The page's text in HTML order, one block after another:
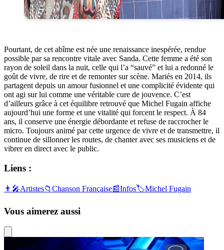
Pourtant, de cet abîme est née une renaissance inespérée, rendue
possible par sa rencontre vitale avec Sanda. Cette femme a été son
rayon de soleil dans la nuit, celle qui l’a “sauvé” et lui a redonné le
goût de vivre, de rire et de remonter sur scène. Mariés en 2014, ils
partagent depuis un amour fusionnel et une complicité évidente qui
ont agi sur lui comme une véritable cure de jouvence. C’est
d’ailleurs grâce à cet équilibre retrouvé que Michel Fugain affiche
aujourd’hui une forme et une vitalité qui forcent le respect. À 84
ans, il conserve une énergie débordante et refuse de raccrocher le
micro. Toujours animé par cette urgence de vivre et de transmettre, il
continue de sillonner les routes, de chanter avec ses musiciens et de
vibrer en direct avec le public.
Liens :
👨‍🎤Artistes📁 Chanson Française📰Infos🏷️Michel Fugain
Vous aimerez aussi